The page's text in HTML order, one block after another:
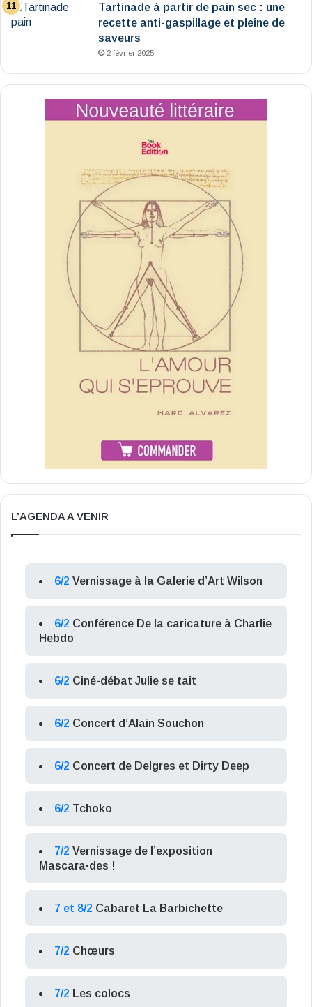
Tartinade à partir de pain sec : une
recette anti-gaspillage et pleine de
saveurs
2 février 2025
L’AGENDA A VENIR
6/2 Vernissage à la Galerie d’Art Wilson
6/2 Conférence De la caricature à Charlie
Hebdo
6/2 Ciné-débat Julie se tait
6/2 Concert d’Alain Souchon
6/2 Concert de Delgres et Dirty Deep
6/2 Tchoko
7/2 Vernissage de l’exposition
Mascara·des !
7 et 8/2 Cabaret La Barbichette
7/2 Chœurs
7/2 Les colocs